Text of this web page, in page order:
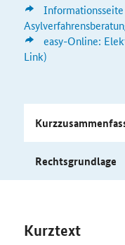
easy-Online:
Link)
Rechtsgrundlage
Kurztext